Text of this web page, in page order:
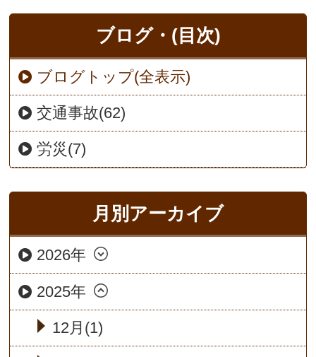
ブログ・(目次)
ブログトップ(全表示)
交通事故(62)
労災(7)
月別アーカイブ
2026年
2025年
12月(1)